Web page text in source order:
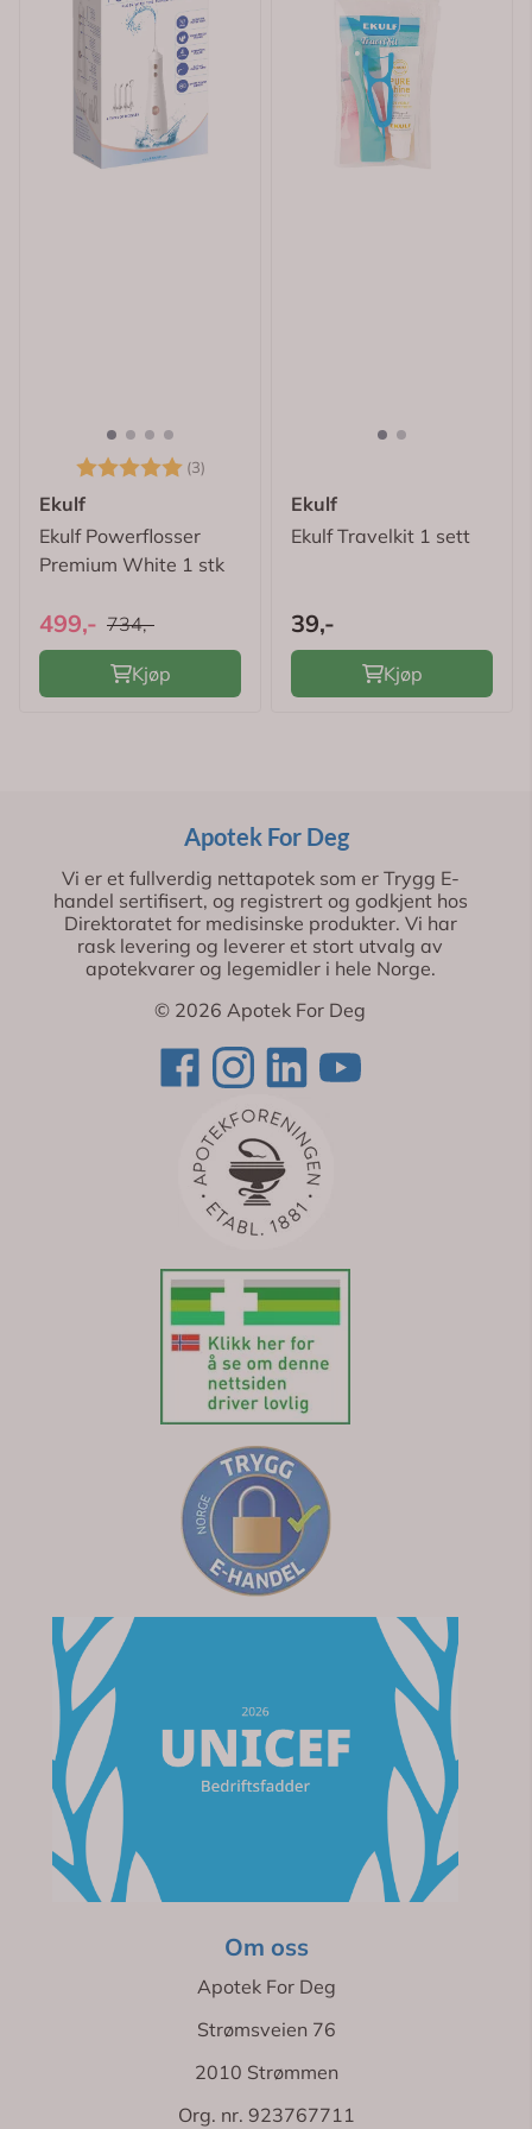
Karakter: (3)
Ekulf
Ekulf Powerflosser
Premium White 1 stk
499,- 734,-
Kjøp
Ekulf
Ekulf Travelkit 1 sett
39,-
Kjøp
Apotek For Deg
Vi er et fullverdig nettapotek som er Trygg E-
handel sertifisert, og registrert og godkjent hos
Direktoratet for medisinske produkter. Vi har
rask levering og leverer et stort utvalg av
apotekvarer og legemidler i hele Norge.
© 2026 Apotek For Deg
Om oss
Apotek For Deg
Strømsveien 76
2010 Strømmen
Org. nr. 923767711